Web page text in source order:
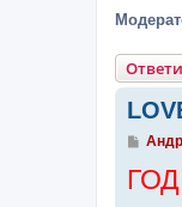
С
о
б